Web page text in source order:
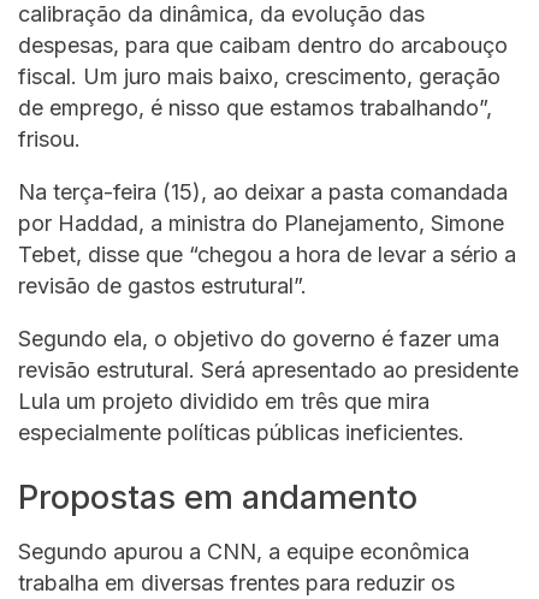
calibração da dinâmica, da evolução das
despesas, para que caibam dentro do arcabouço
fiscal. Um juro mais baixo, crescimento, geração
de emprego, é nisso que estamos trabalhando”,
frisou.
Na terça-feira (15), ao deixar a pasta comandada
por Haddad, a ministra do Planejamento, Simone
Tebet, disse que “chegou a hora de levar a sério a
revisão de gastos estrutural”.
Segundo ela, o objetivo do governo é fazer uma
revisão estrutural. Será apresentado ao presidente
Lula um projeto dividido em três que mira
especialmente políticas públicas ineficientes.
Propostas em andamento
Segundo apurou a CNN, a equipe econômica
trabalha em diversas frentes para reduzir os